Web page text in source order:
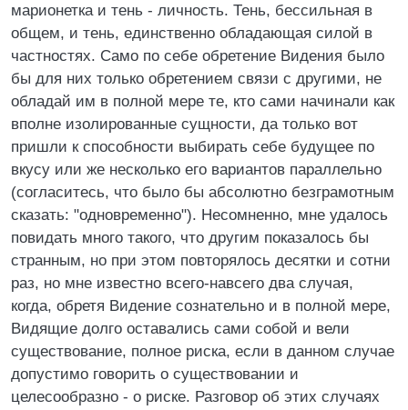
марионетка и тень - личность. Тень, бессильная в
общем, и тень, единственно обладающая силой в
частностях. Само по себе обретение Видения было
бы для них только обретением связи с другими, не
обладай им в полной мере те, кто сами начинали как
вполне изолированные сущности, да только вот
пришли к способности выбирать себе будущее по
вкусу или же несколько его вариантов параллельно
(согласитесь, что было бы абсолютно безграмотным
сказать: "одновременно"). Несомненно, мне удалось
повидать много такого, что другим показалось бы
странным, но при этом повторялось десятки и сотни
раз, но мне известно всего-навсего два случая,
когда, обретя Видение сознательно и в полной мере,
Видящие долго оставались сами собой и вели
существование, полное риска, если в данном случае
допустимо говорить о существовании и
целесообразно - о риске. Разговор об этих случаях